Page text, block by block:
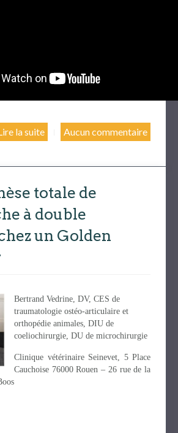
la suite Aucun commentaire
totale de
à double
un Golden
Bertrand Vedrine, DV, CES de
traumatologie ostéo-articulaire et
orthopédie animales, DIU de
coeliochirurgie, DU de microchirurgie
Clinique vétérinaire Seinevet, 5 Place
Cauchoise 76000 Rouen – 26 rue de la